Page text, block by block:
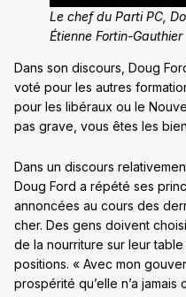
Le chef du Parti PC,
Étienne Fortin-Gauthier
Dans son discours, Doug
voté pour les autres
pour les libéraux ou le
pas grave, vous êtes les
Dans un discours
Doug Ford a répété ses
annoncées au cours des
cher. Des gens doivent
de la nourriture sur leur
positions. « Avec mon
prospérité qu’elle n’a